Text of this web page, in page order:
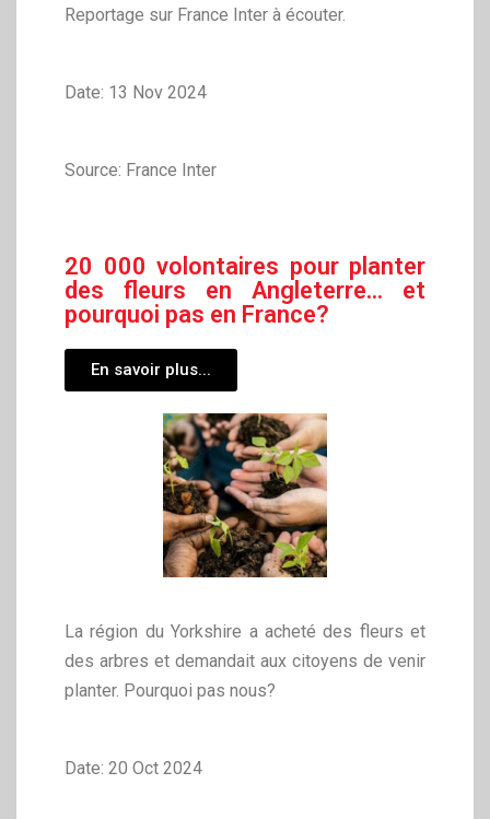
Reportage sur France Inter à écouter.
Date: 13 Nov 2024
Source: France Inter
20 000 volontaires pour planter
des fleurs en Angleterre... et
pourquoi pas en France?
En savoir plus...
La région du Yorkshire a acheté des fleurs et
des arbres et demandait aux citoyens de venir
planter. Pourquoi pas nous?
Date: 20 Oct 2024